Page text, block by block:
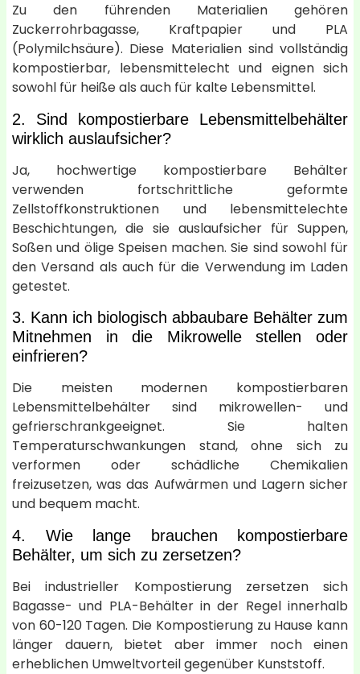
Zu den führenden Materialien gehören
Zuckerrohrbagasse, Kraftpapier und PLA
(Polymilchsäure). Diese Materialien sind vollständig
kompostierbar, lebensmittelecht und eignen sich
sowohl für heiße als auch für kalte Lebensmittel.
2. Sind kompostierbare Lebensmittelbehälter
wirklich auslaufsicher?
Ja, hochwertige kompostierbare Behälter
verwenden fortschrittliche geformte
Zellstoffkonstruktionen und lebensmittelechte
Beschichtungen, die sie auslaufsicher für Suppen,
Soßen und ölige Speisen machen. Sie sind sowohl für
den Versand als auch für die Verwendung im Laden
getestet.
3. Kann ich biologisch abbaubare Behälter zum
Mitnehmen in die Mikrowelle stellen oder
einfrieren?
Die meisten modernen kompostierbaren
Lebensmittelbehälter sind mikrowellen- und
gefrierschrankgeeignet. Sie halten
Temperaturschwankungen stand, ohne sich zu
verformen oder schädliche Chemikalien
freizusetzen, was das Aufwärmen und Lagern sicher
und bequem macht.
4. Wie lange brauchen kompostierbare
Behälter, um sich zu zersetzen?
Bei industrieller Kompostierung zersetzen sich
Bagasse- und PLA-Behälter in der Regel innerhalb
von 60-120 Tagen. Die Kompostierung zu Hause kann
länger dauern, bietet aber immer noch einen
erheblichen Umweltvorteil gegenüber Kunststoff.